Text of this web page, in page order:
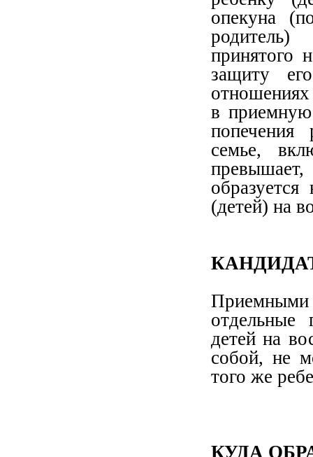
опекуна
принятого
защиту
отношениях
в приемную
попечения
семье,
(детей) на
Приемными
отдельные
детей на
собой, не
того же
КУДА